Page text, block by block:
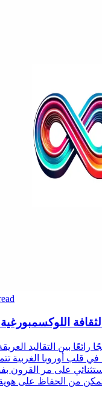
الثقافة
بين التقاليد
قلب أوروبا الغربية
على مر القرون